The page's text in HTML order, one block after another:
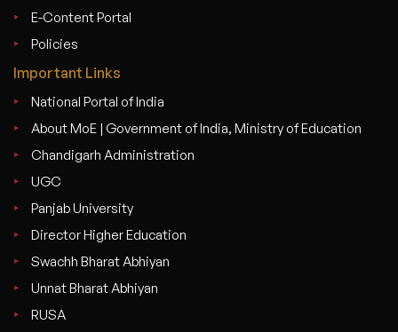
E-Content Portal
Policies
Important Links
National Portal of India
About MoE | Government of India, Ministry of Education
Chandigarh Administration
UGC
Panjab University
Director Higher Education
Swachh Bharat Abhiyan
Unnat Bharat Abhiyan
RUSA